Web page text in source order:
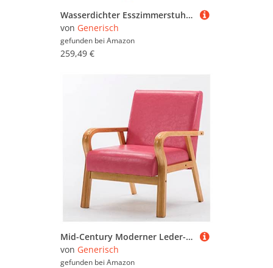
Wasserdichter Esszimmerstuhl aus PU-Leder – Mid-Century Armloser Loungesessel mit Holzbeinen für Küche, Restaurant, Wohnzimmer und Schlafzimmer, stilvoll und Möbel
von Generisch
gefunden bei Amazon
259,49 €
Mid-Century Moderner Leder-Loungesessel mit Armlehnen, bequeme Chaiselongue für Wohnzimmer, Schlafzimmer oder Wohnheim – stilvolle Akzentmöbel
von Generisch
gefunden bei Amazon